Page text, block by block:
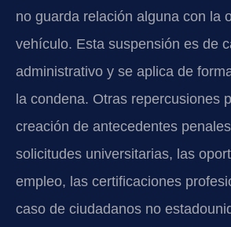
no guarda relación alguna con la
vehículo. Esta suspensión es de
administrativo y se aplica de
la condena. Otras repercusiones
creación de antecedentes
solicitudes universitarias, las
empleo, las certificaciones
caso de ciudadanos no